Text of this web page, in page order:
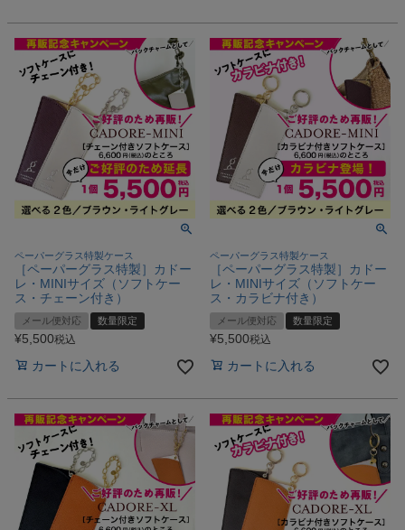
ペーパーグラス特製ケース
［ペーパーグラス特製］カドー
レ・MINIサイズ（ソフトケー
ス・チェーン付き）
メール便対応 数量限定
¥5,500税込
カートに入れる
ペーパーグラス特製ケース
［ペーパーグラス特製］カドー
レ・MINIサイズ（ソフトケー
ス・カラビナ付き）
メール便対応 数量限定
¥5,500税込
カートに入れる